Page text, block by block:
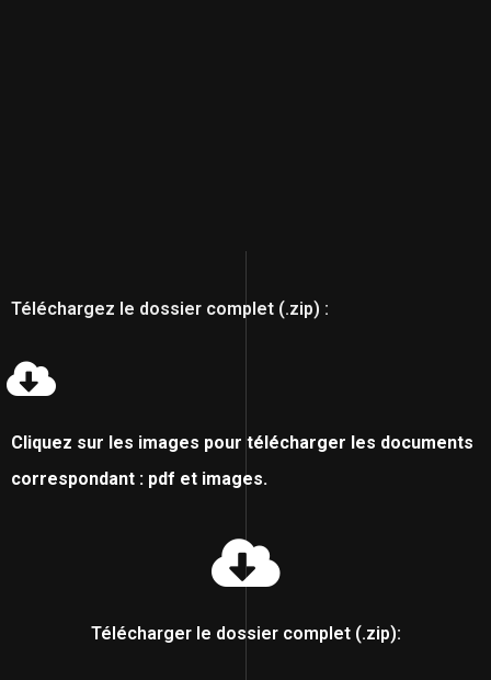
Téléchargez le dossier complet (.zip) :
Cliquez sur les images pour télécharger les documents
correspondant : pdf et images.
Télécharger le dossier complet (.zip):